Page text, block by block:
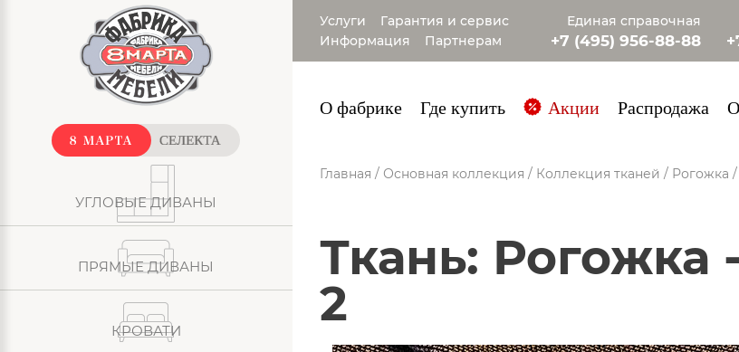
УГЛОВЫЕ ДИВАНЫ
ПРЯМЫЕ ДИВАНЫ
КРОВАТИ
Услуги
Гарантия и сервис
Информация
Партнерам
Единая справочная
+7 (495) 956-88-88
О фабрике Где купить Акции Распродажа
Главная / Основная коллекция / Коллекция тканей / Рогожка /
Ткань: Рогожка - Town категория
2